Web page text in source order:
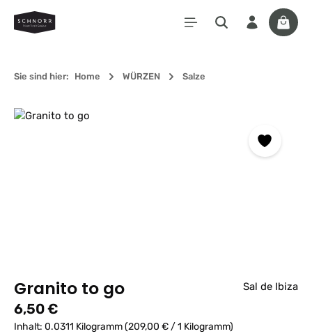
Zum Hauptinhalt springen
Sie sind hier: Home WÜRZEN Salze
Bildergalerie überspringen
Granito to go
Sal de Ibiza
Regulärer Preis:
6,50 €
Inhalt: 0.0311 Kilogramm(209,00 € / 1 Kilogramm)